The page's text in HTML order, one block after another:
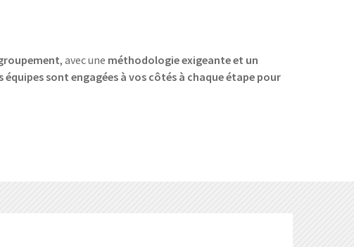
, avec une méthodologie exigeante et un
équipes sont engagées à vos côtés à chaque étape pour